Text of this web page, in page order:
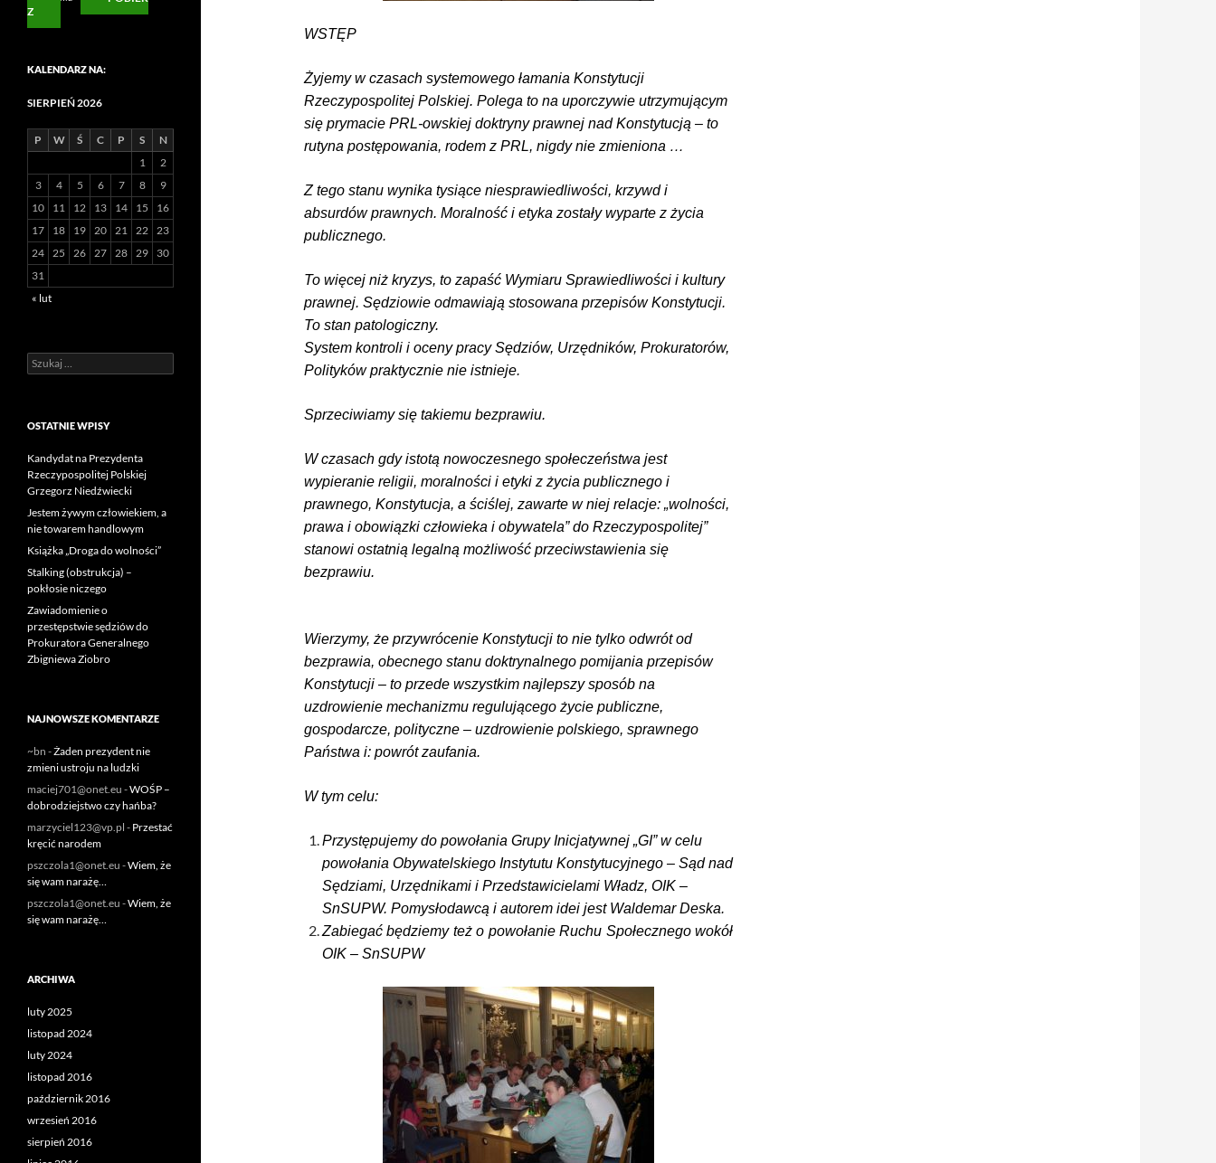
WSTĘP
Żyjemy w czasach systemowego łamania Konstytucji
Rzeczypospolitej Polskiej. Polega to na uporczywie utrzymującym
się prymacie PRL-owskiej doktryny prawnej nad Konstytucją – to
rutyna postępowania, rodem z PRL, nigdy nie zmieniona …
Z tego stanu wynika tysiące niesprawiedliwości, krzywd i
absurdów prawnych. Moralność i etyka zostały wyparte z życia
publicznego.
To więcej niż kryzys, to zapaść Wymiaru Sprawiedliwości i kultury
prawnej. Sędziowie odmawiają stosowana przepisów Konstytucji.
To stan patologiczny.
System kontroli i oceny pracy Sędziów, Urzędników, Prokuratorów,
Polityków praktycznie nie istnieje.
Sprzeciwiamy się takiemu bezprawiu.
W czasach gdy istotą nowoczesnego społeczeństwa jest
wypieranie religii, moralności i etyki z życia publicznego i
prawnego, Konstytucja, a ściślej, zawarte w niej relacje: „wolności,
prawa i obowiązki człowieka i obywatela” do Rzeczypospolitej”
stanowi ostatnią legalną możliwość przeciwstawienia się
bezprawiu.
Wierzymy, że przywrócenie Konstytucji to nie tylko odwrót od
bezprawia, obecnego stanu doktrynalnego pomijania przepisów
Konstytucji – to przede wszystkim najlepszy sposób na
uzdrowienie mechanizmu regulującego życie publiczne,
gospodarcze, polityczne – uzdrowienie polskiego, sprawnego
Państwa i: powrót zaufania.
W tym celu:
Przystępujemy do powołania Grupy Inicjatywnej „GI” w celu
powołania Obywatelskiego Instytutu Konstytucyjnego – Sąd nad
Sędziami, Urzędnikami i Przedstawicielami Władz, OIK –
SnSUPW. Pomysłodawcą i autorem idei jest Waldemar Deska.
Zabiegać będziemy też o powołanie Ruchu Społecznego wokół
OIK – SnSUPW
Z
KALENDARZ NA:
SIERPIEŃ 2026
P W Ś C P S
N
1
2
3
4 5 6 7 8
9
10
11 12 13 14 15
16
17
18 19 20 21 22 23
24 25 26 27 28 29
30
31
« lut
Szukaj:
OSTATNIE WPISY
Kandydat na Prezydenta
Rzeczypospolitej Polskiej
Grzegorz Niedźwiecki
Jestem żywym człowiekiem, a
nie towarem handlowym
Książka „Droga do wolności”
Stalking (obstrukcja) –
pokłosie niczego
Zawiadomienie o
przestępstwie sędziów do
Prokuratora Generalnego
Zbigniewa Ziobro
NAJNOWSZE KOMENTARZE
~bn -Żaden prezydent nie
zmieni ustroju na ludzki
maciej701@onet.eu -WOŚP –
dobrodziejstwo czy hańba?
marzyciel123@vp.pl - Przestać
kręcić narodem
pszczola1@onet.eu -Wiem, że
się wam narażę…
pszczola1@onet.eu -Wiem, że
się wam narażę…
ARCHIWA
luty 2025
listopad 2024
luty 2024
listopad 2016
październik 2016
wrzesień 2016
sierpień 2016